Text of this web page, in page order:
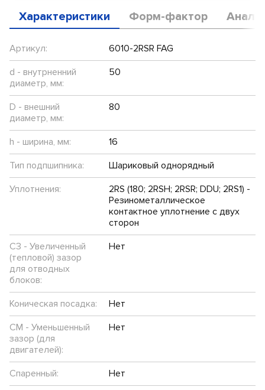
Характеристики Форм-фактор
Артикул:
6010-2RSR FAG
d - внутрненний
диаметр, мм:
50
D - внешний
диаметр, мм:
80
h - ширина, мм:
16
Тип подпшипника:
Шариковый однорядный
Уплотнения:
2RS (180; 2RSH; 2RSR; DDU; 2RS1) -
Резинометаллическое
контактное уплотнение с двух
сторон
C3 - Увеличенный
(тепловой) зазор
для отводных
блоков:
Нет
Коническая посадка:
Нет
CM - Уменьшенный
зазор (для
двигателей):
Нет
Спаренный:
Нет